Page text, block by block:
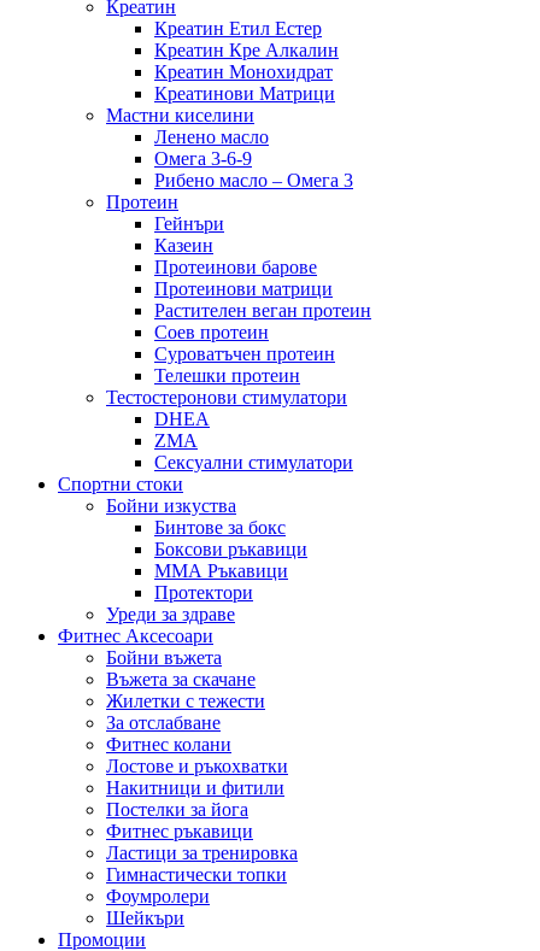
Креатин
Креатин Етил Естер
Креатин Кре Алкалин
Креатин Монохидрат
Креатинови Матрици
Мастни киселини
Ленено масло
Омега 3-6-9
Рибено масло – Омега 3
Протеин
Гейнъри
Казеин
Протеинови барове
Протеинови матрици
Растителен веган протеин
Соев протеин
Суроватъчен протеин
Телешки протеин
Тестостеронови стимулатори
DHEA
ZMA
Сексуални стимулатори
Спортни стоки
Бойни изкуства
Бинтове за бокс
Боксови ръкавици
ММА Ръкавици
Протектори
Уреди за здраве
Фитнес Аксесоари
Бойни въжета
Въжета за скачане
Жилетки с тежести
За отслабване
Фитнес колани
Лостове и ръкохватки
Накитници и фитили
Постелки за йога
Фитнес ръкавици
Ластици за тренировка
Гимнастически топки
Фоумролери
Шейкъри
Промоции